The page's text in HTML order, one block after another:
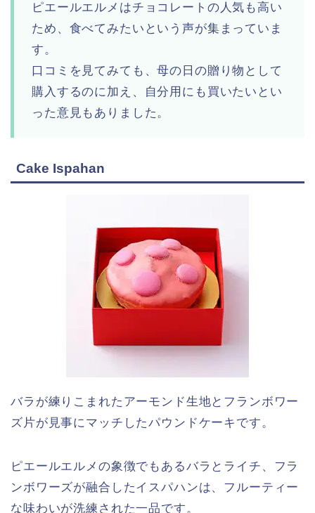
ピエールエルメはチョコレートの人気も高い
ため、食べてみたいという声が集まっていま
す。
口コミを見てみても、母の日の贈り物として
購入するのに加え、自分用にも買いたいとい
った意見もありました。
Cake Ispahan
バラが練りこまれたアーモンド生地とフランボワー
ズ片が見事にマッチしたパウンドケーキです。
ピエールエルメの象徴でもあるバラとライチ、フラ
ンボワーズが融合したイスパハンは、フルーティー
な味わいが洗練された一品です。